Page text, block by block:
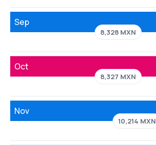
Sep
8,328 MXN
Oct
8,327 MXN
Nov
10,214 MXN